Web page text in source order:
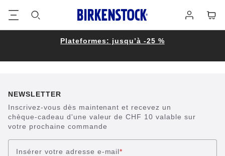
connecter
Plateformes: jusqu’à -25 %
NEWSLETTER
Inscrivez-vous dès maintenant et recevez un
chèque-cadeau d'une valeur de CHF 10 valable sur
votre prochaine commande
Insérer votre adresse e-mail*